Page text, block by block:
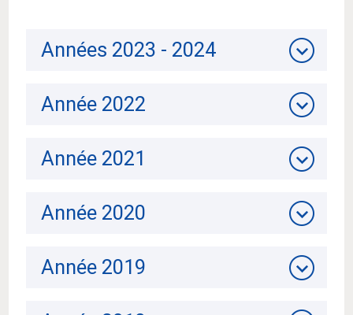
Années 2023 - 2024
Année 2022
Année 2021
Année 2020
Année 2019